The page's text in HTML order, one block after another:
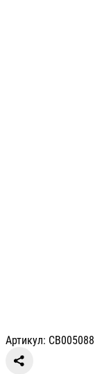
Артикул: СВ005088